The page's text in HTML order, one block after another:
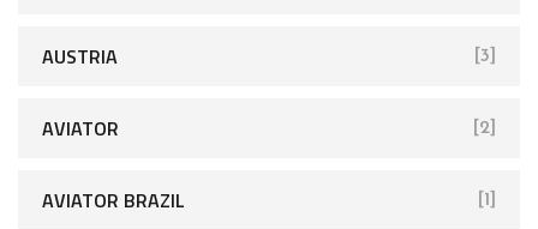
AUSTRIA [3]
AVIATOR [2]
AVIATOR BRAZIL [1]